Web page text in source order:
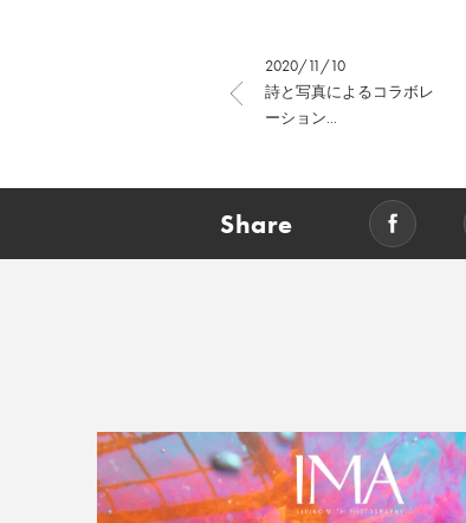
2020/11/10
詩と写真によるコラボレ
ーション...
Share